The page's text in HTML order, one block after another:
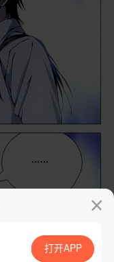
打开APP